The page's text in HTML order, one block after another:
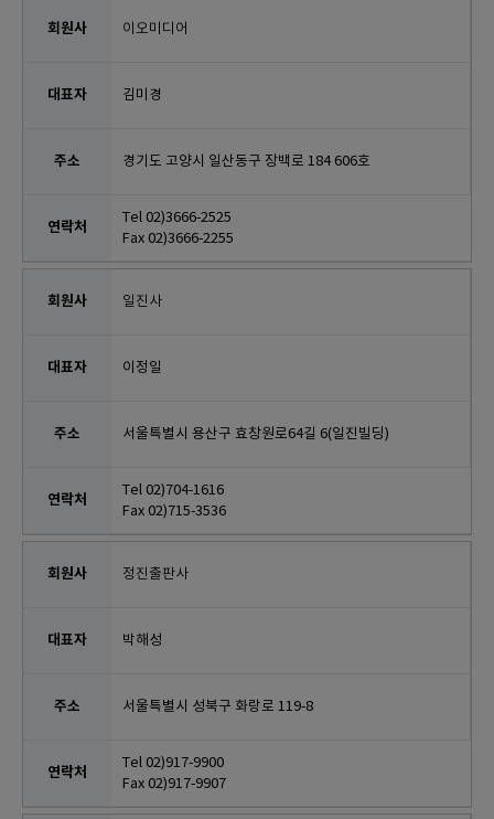
이오미디어
김미경
경기도 고양시 일산동구 장백로 184 606호
Tel 02)3666-2525
Fax 02)3666-2255
일진사
이정일
서울특별시 용산구 효창원로64길 6(일진빌딩)
Tel 02)704-1616
Fax 02)715-3536
정진출판사
박해성
서울특별시 성북구 화랑로 119-8
Tel 02)917-9900
Fax 02)917-9907